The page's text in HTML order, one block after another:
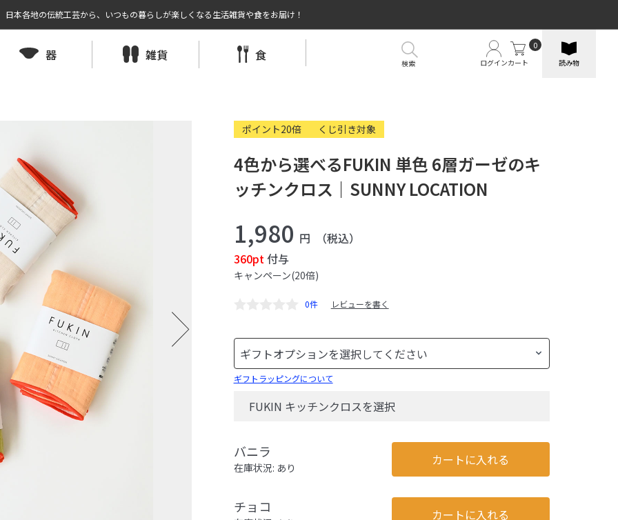
日本各地の伝統工芸から、いつもの暮らしが楽しくなる生活雑貨や食をお届け！
器 雑貨 食 ログインカート
0
読み物
検索
ポイント20倍 くじ引き対象
4色から選べるFUKIN 単色 6層ガーゼのキ
ッチンクロス｜SUNNY LOCATION
1,980 円
（税込）
360pt付与
キャンペーン(20倍)
0件 レビューを書く
ギフトラッピングについて
FUKIN キッチンクロスを選択
バニラ
在庫状況: あり カートに入れる
チョコ カートに入れる